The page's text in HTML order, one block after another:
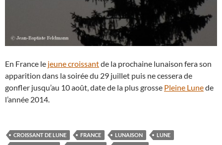
En France le jeune croissantde la prochaine lunaison fera son
apparition dans la soirée du 29 juillet puis ne cessera de
gonfler jusqu’au 10 août, date de la plus grosse Pleine Lunede
l’année 2014.
CROISSANT DE LUNE FRANCE LUNAISON
LUNE